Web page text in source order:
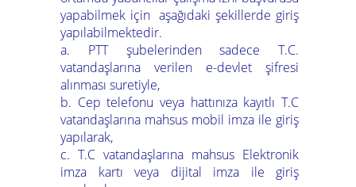
yapabilmek için aşağıdaki şekillerde giriş
yapılabilmektedir.
a. PTT şubelerinden sadece T.C.
vatandaşlarına verilen e-devlet şifresi
alınması suretiyle,
b. Cep telefonu veya hattınıza kayıtlı T.C
vatandaşlarına mahsus mobil imza ile giriş
yapılarak,
c. T.C vatandaşlarına mahsus Elektronik
imza kartı veya dijital imza ile giriş